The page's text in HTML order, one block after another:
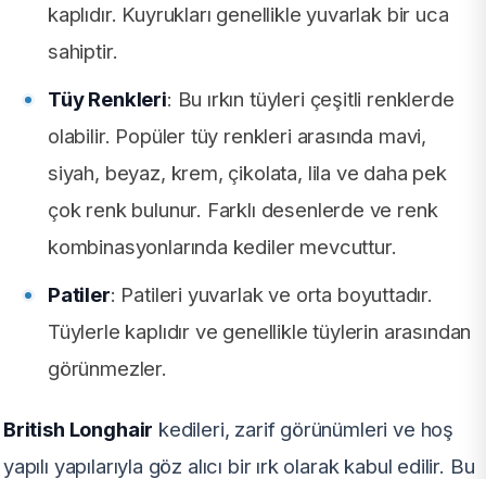
kaplıdır. Kuyrukları genellikle yuvarlak bir uca
sahiptir.
Tüy Renkleri: Bu ırkın tüyleri çeşitli renklerde
olabilir. Popüler tüy renkleri arasında mavi,
siyah, beyaz, krem, çikolata, lila ve daha pek
çok renk bulunur. Farklı desenlerde ve renk
kombinasyonlarında kediler mevcuttur.
Patiler: Patileri yuvarlak ve orta boyuttadır.
Tüylerle kaplıdır ve genellikle tüylerin arasından
görünmezler.
British Longhair kedileri, zarif görünümleri ve hoş
yapılı yapılarıyla göz alıcı bir ırk olarak kabul edilir. Bu